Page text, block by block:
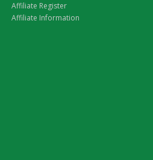
Affiliate Register
Affiliate Information